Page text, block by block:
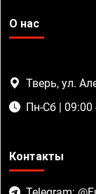
О нас
Тверь, ул.
Пн-Сб | 09:00
Контакты